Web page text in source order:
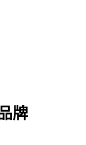
牌